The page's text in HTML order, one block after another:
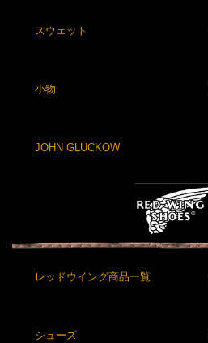
スウェット
小物
JOHN GLUCKOW
レッドウイング商品一覧
シューズ